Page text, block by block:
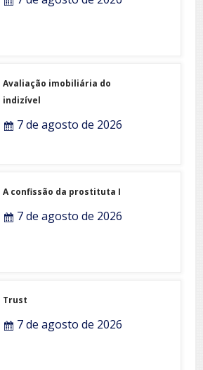
Avaliação imobiliária do
indizível
7 de agosto de 2026
A confissão da prostituta I
7 de agosto de 2026
Trust
7 de agosto de 2026